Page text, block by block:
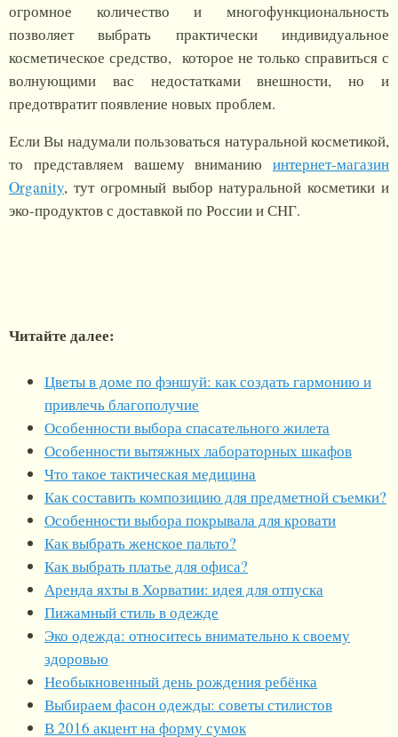
огромное количество и многофункциональность
позволяет выбрать практически индивидуальное
косметическое средство, которое не только справиться с
волнующими вас недостатками внешности, но и
предотвратит появление новых проблем.
Если Вы надумали пользоваться натуральной косметикой,
то представляем вашему вниманию интернет-магазин
Organity, тут огромный выбор натуральной косметики и
эко-продуктов с доставкой по России и СНГ.
Читайте далее:
Цветы в доме по фэншуй: как создать гармонию и
привлечь благополучие
Особенности выбора спасательного жилета
Особенности вытяжных лабораторных шкафов
Что такое тактическая медицина
Как составить композицию для предметной съемки?
Особенности выбора покрывала для кровати
Как выбрать женское пальто?
Как выбрать платье для офиса?
Аренда яхты в Хорватии: идея для отпуска
Пижамный стиль в одежде
Эко одежда: относитесь внимательно к своему
здоровью
Необыкновенный день рождения ребёнка
Выбираем фасон одежды: советы стилистов
В 2016 акцент на форму сумок